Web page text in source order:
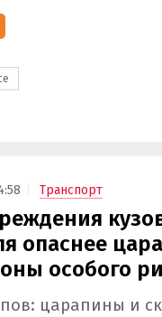
Транспорт
опаснее
особого
царапины и